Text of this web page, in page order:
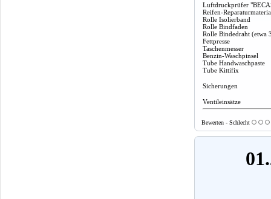
Luftdruckprüfer
Reifen-
Rolle Isolierband
Rolle Bindfaden
Rolle Bindedraht (etwa
Fettpresse
Taschenmesser
Benzin-Waschpinsel
Tube Handwaschpaste
Tube Kittifix
Sicherungen
Ventileinsätze
Bewerten - Schlecht